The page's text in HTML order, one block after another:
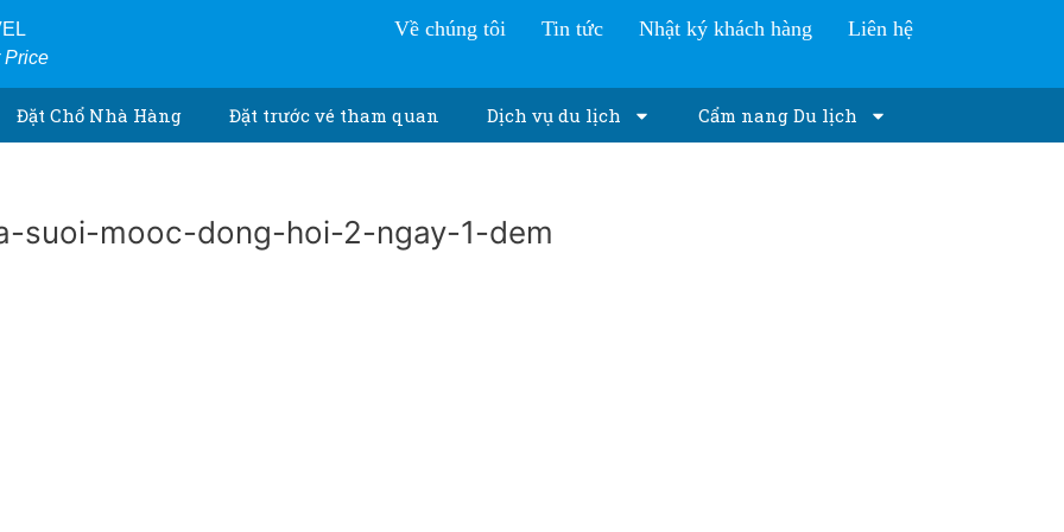
Price
Về chúng tôi Tin tức Nhật ký khách hàng Liên hệ
Đặt Chổ Nhà Hàng Đặt trước vé tham quan Dịch vụ du lịch Cẩm nang Du lịch
suoi-mooc-dong-hoi-2-ngay-1-dem